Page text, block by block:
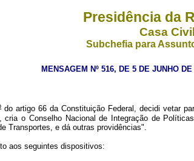
Presidência da
Casa Civil
Subchefia para
MENSAGEM Nº 516, DE 5 DE JUNHO DE
do artigo 66 da Constituição Federal, decidi vetar
o Conselho Nacional de Integração de
Transportes, e dá outras providências".
aos seguintes dispositivos: